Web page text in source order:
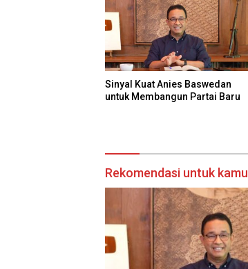
Sinyal Kuat Anies Baswedan
untuk Membangun Partai Baru
Rekomendasi untuk kamu